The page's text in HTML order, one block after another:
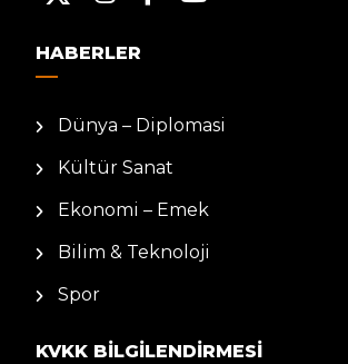
HABERLER
Dünya – Diplomasi
Kültür Sanat
Ekonomi – Emek
Bilim & Teknoloji
Spor
KVKK BILGILENDIRMESI